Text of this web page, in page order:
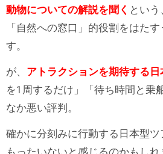
動物についての解説を聞く とい
「自然への窓口」的役割をはた
す。
が、 アトラクションを期待する日
を1周するだけ」「待ち時間と乗
なか悪い評判。
確かに分刻みに行動する日本型
もったいないと感じるのかもしれ